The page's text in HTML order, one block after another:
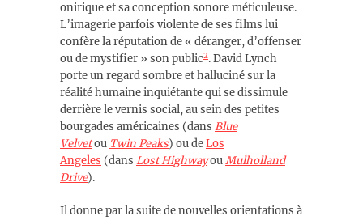
onirique et sa conception sonore méticuleuse.
L’imagerie parfois violente de ses films lui
confère la réputation de « déranger, d’offenser
ou de mystifier » son public2. David Lynch
porte un regard sombre et halluciné sur la
réalité humaine inquiétante qui se dissimule
derrière le vernis social, au sein des petites
bourgades américaines (dans Blue
Velvetou Twin Peaks) ou deLos
Angeles (dans Lost HighwayouMulholland
Drive).
Il donne par la suite de nouvelles orientations à